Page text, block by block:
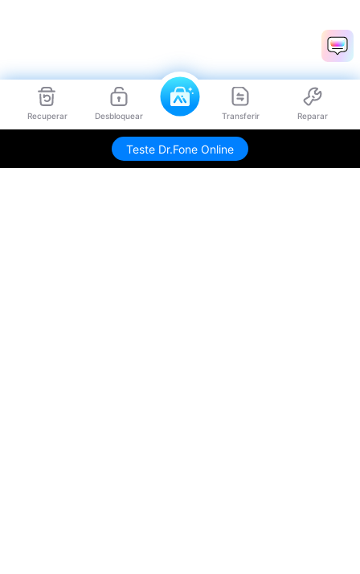
Recuperar Desbloquear Transferir Reparar
Teste Dr.Fone Online